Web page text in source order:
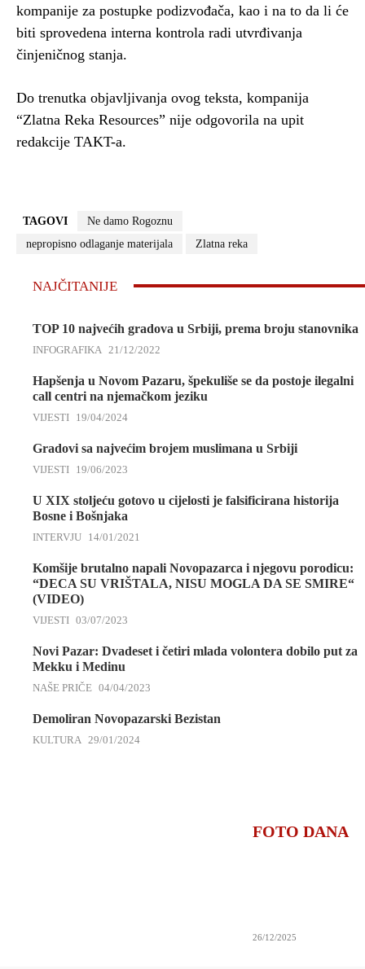
kompanije za postupke podizvođača, kao i na to da li će
biti sprovedena interna kontrola radi utvrđivanja
činjeničnog stanja.
Do trenutka objavljivanja ovog teksta, kompanija
“Zlatna Reka Resources” nije odgovorila na upit
redakcije TAKT-a.
TAGOVI
Ne damo Rogoznu
nepropisno odlaganje materijala
Zlatna reka
NAJČITANIJE
TOP 10 najvećih gradova u Srbiji, prema broju stanovnika
INFOGRAFIKA 21/12/2022
Hapšenja u Novom Pazaru, špekuliše se da postoje ilegalni
call centri na njemačkom jeziku
VIJESTI 19/04/2024
Gradovi sa najvećim brojem muslimana u Srbiji
VIJESTI 19/06/2023
U XIX stoljeću gotovo u cijelosti je falsificirana historija
Bosne i Bošnjaka
INTERVJU 14/01/2021
Komšije brutalno napali Novopazarca i njegovu porodicu:
“DECA SU VRIŠTALA, NISU MOGLA DA SE SMIRE“
(VIDEO)
VIJESTI 03/07/2023
Novi Pazar: Dvadeset i četiri mlada volontera dobilo put za
Mekku i Medinu
NAŠE PRIČE 04/04/2023
Demoliran Novopazarski Bezistan
KULTURA 29/01/2024
FOTO DANA
26/12/2025